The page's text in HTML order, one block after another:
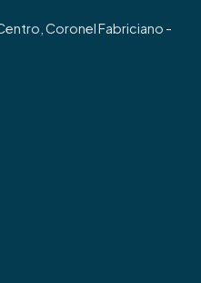
Coronel Fabriciano -